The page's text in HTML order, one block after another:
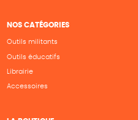
NOS CATÉGORIES
Outils militants
Outils éducatifs
Librairie
Accessoires